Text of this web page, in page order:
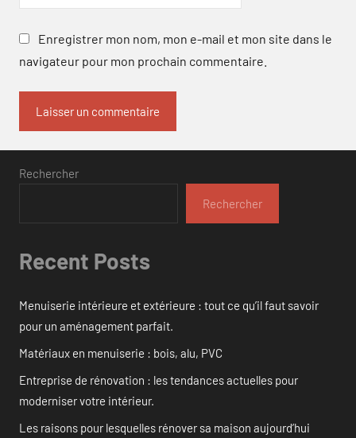
Enregistrer mon nom, mon e-mail et mon site dans le
navigateur pour mon prochain commentaire.
Rechercher
Rechercher
Recent Posts
Menuiserie intérieure et extérieure : tout ce qu’il faut savoir
pour un aménagement parfait.
Matériaux en menuiserie : bois, alu, PVC
Entreprise de rénovation : les tendances actuelles pour
moderniser votre intérieur.
Les raisons pour lesquelles rénover sa maison aujourd’hui